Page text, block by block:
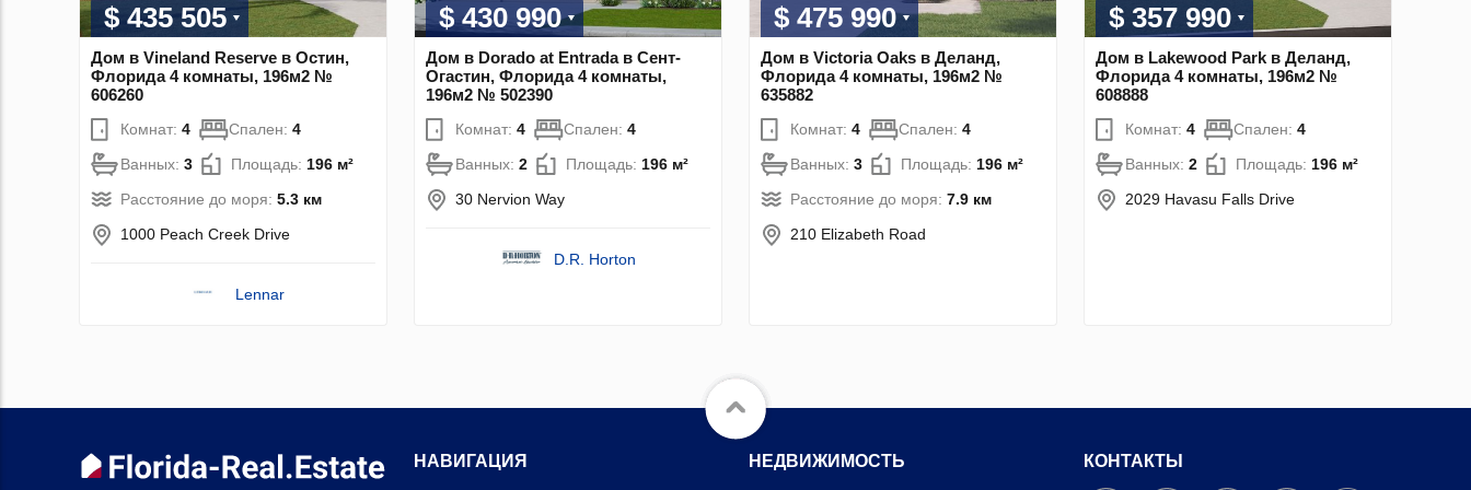
$ 435 505
Дом в Vineland Reserve в Остин,
Флорида 4 комнаты, 196м2 №
606260
Комнат: 4 Спален: 4
Ванных: 3 Площадь: 196 м²
Расстояние до моря: 5.3 км
1000 Peach Creek Drive
Lennar
$ 430 990
Дом в Dorado at Entrada в Сент-
Огастин, Флорида 4 комнаты,
196м2 № 502390
Комнат: 4 Спален: 4
Ванных: 2 Площадь: 196 м²
30 Nervion Way
D.R. Horton
$ 475 990
Дом в Victoria Oaks в Деланд,
Флорида 4 комнаты, 196м2 №
635882
Комнат: 4 Спален: 4
Ванных: 3 Площадь: 196 м²
Расстояние до моря: 7.9 км
210 Elizabeth Road
$ 357 990
Дом в Lakewood Park в Деланд,
Флорида 4 комнаты, 196м2 №
608888
Комнат: 4 Спален: 4
Ванных: 2 Площадь: 196 м²
2029 Havasu Falls Drive
НАВИГАЦИЯ НЕДВИЖИМОСТЬ КОНТАКТЫ